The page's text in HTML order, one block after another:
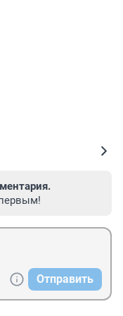
Отправить